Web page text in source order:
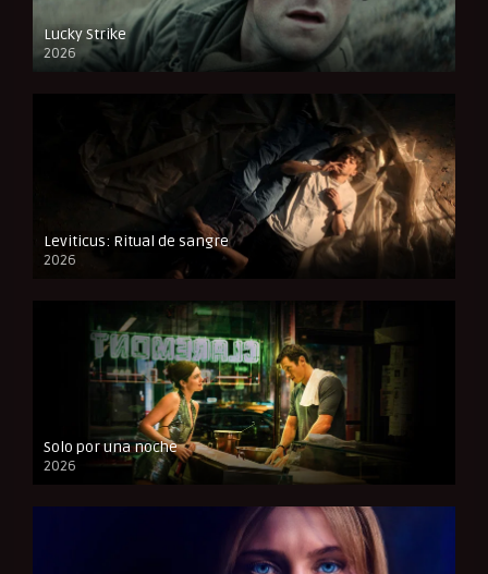
Lucky Strike
2026
FULL HD
Leviticus: Ritual de sangre
2026
FULL HD
Solo por una noche
2026
CAM